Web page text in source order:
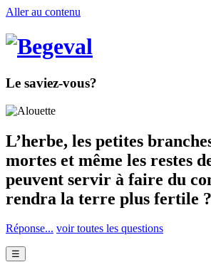
Aller au contenu
Le saviez-vous?
L’herbe, les petites
mortes et même les restes
peuvent servir à faire du
rendra la terre plus fertile ?
Réponse... voir toutes les questions
☰